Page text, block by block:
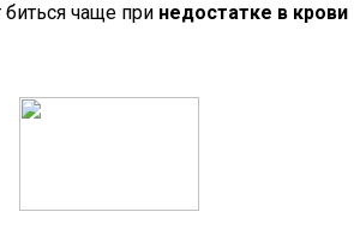
чаще при недостатке в крови